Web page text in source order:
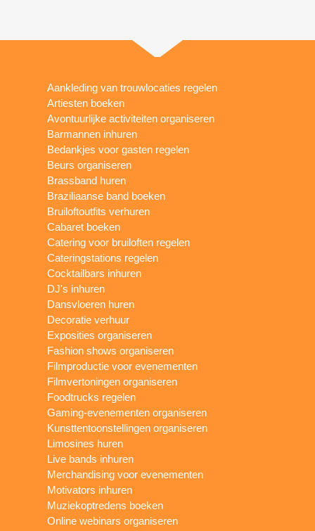
Aankleding van trouwlocaties regelen
Artiesten boeken
Avontuurlijke activiteiten organiseren
Barmannen inhuren
Bedankjes voor gasten regelen
Beurs organiseren
Brassband huren
Braziliaanse band boeken
Bruiloftoutfits verhuren
Cabaret boeken
Catering voor bruiloften regelen
Cateringstations regelen
Cocktailbars inhuren
DJ's inhuren
Dansvloeren huren
Decoratie verhuur
Exposities organiseren
Fashion shows organiseren
Filmproductie voor evenementen
Filmvertoningen organiseren
Foodtrucks regelen
Gaming-evenementen organiseren
Kunsttentoonstellingen organiseren
Limosines huren
Live bands inhuren
Merchandising voor evenementen
Motivators inhuren
Muziekoptredens boeken
Online webinars organiseren